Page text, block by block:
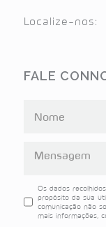
Localize-nos:
FALE
Os dados
propósito da sua
comunicação não
mais informações,